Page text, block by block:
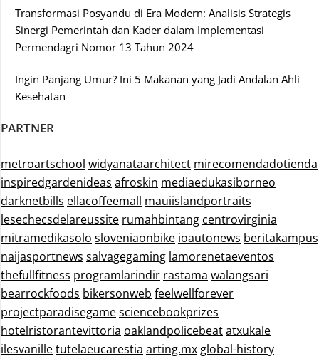
Transformasi Posyandu di Era Modern: Analisis Strategis
Sinergi Pemerintah dan Kader dalam Implementasi
Permendagri Nomor 13 Tahun 2024
Ingin Panjang Umur? Ini 5 Makanan yang Jadi Andalan Ahli
Kesehatan
PARTNER
metroartschool widyanataarchitect mirecomendadotienda
inspiredgardenideas afroskin mediaedukasiborneo
darknetbills ellacoffeemall mauiislandportraits
lesechecsdelareussite rumahbintang centrovirginia
mitramedikasolo sloveniaonbike ioautonews beritakampus
naijasportnews salvagegaming lamorenetaeventos
thefullfitness programlarindir rastama walangsari
bearrockfoods bikersonweb feelwellforever
projectparadisegamesciencebookprizes
hotelristorantevittoria oaklandpolicebeatatxukale
ilesvanilletutelaeucarestia arting.mxglobal-history